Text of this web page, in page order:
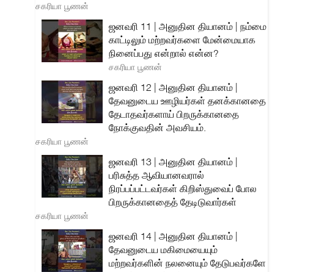
சகரியா பூணன்
ஜனவரி 11 | அனுதின தியானம் | நம்மை
காட்டிலும் மற்றவர்களை மேன்மையாக
நினைப்பது என்றால் என்ன?
சகரியா பூணன்
ஜனவரி 12 | அனுதின தியானம் |
தேவனுடைய ஊழியர்கள் தனக்கானதை
தேடாதவர்களாய் பிறருக்கானதை
நோக்குவதின் அவசியம்.
சகரியா பூணன்
ஜனவரி 13 | அனுதின தியானம் |
பரிசுத்த ஆவியானவரால்
நிரப்பப்பட்டவர்கள் கிறிஸ்துவைப் போல
பிறருக்கானதைத் தேடிடுவார்கள்
சகரியா பூணன்
ஜனவரி 14 | அனுதின தியானம் |
தேவனுடைய மகிமையையும்
மற்றவர்களின் நலனையும் தேடுபவர்களே